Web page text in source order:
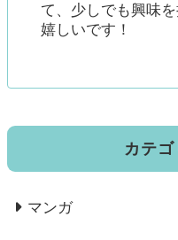
て、少しでも興味
嬉しいです！
カテゴ
マンガ